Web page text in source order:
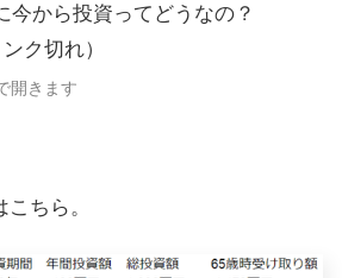
今から投資ってどうなの？
ク切れ）
開きます
ちら。